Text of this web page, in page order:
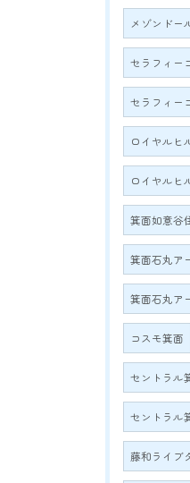
メゾンド
セラフィー
セラフィー
ロイヤルヒ
ロイヤル
箕面如意谷
箕面石丸ア
箕面石丸ア
コスモ箕面
セントラル
セントラ
藤和ライブ